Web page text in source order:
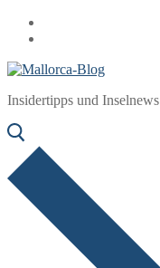
Zum
Inhalt
Menü
Schließen
Insidertipps und Inselnews